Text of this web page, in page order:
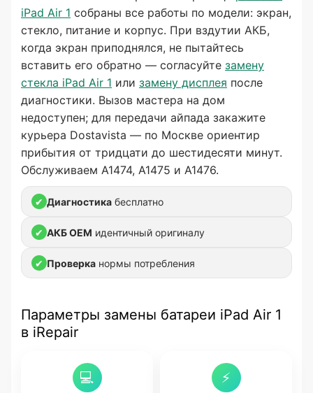
iPad Air 1 собраны все работы по модели: экран,
стекло, питание и корпус. При вздутии АКБ,
когда экран приподнялся, не пытайтесь
вставить его обратно — согласуйте замену
стекла iPad Air 1 или замену дисплея после
диагностики. Вызов мастера на дом
недоступен; для передачи айпада закажите
курьера Dostavista — по Москве ориентир
прибытия от тридцати до шестидесяти минут.
Обслуживаем A1474, A1475 и A1476.
✔ Диагностика бесплатно
✔ АКБ OEM идентичный оригиналу
✔ Проверка нормы потребления
Параметры замены батареи iPad Air 1
в iRepair
💻 ⚡